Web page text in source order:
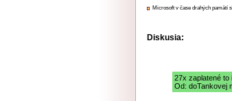
Microsoft v čase drahých pamätí
Diskusia:
27x zaplatené to
Od: doTankovej